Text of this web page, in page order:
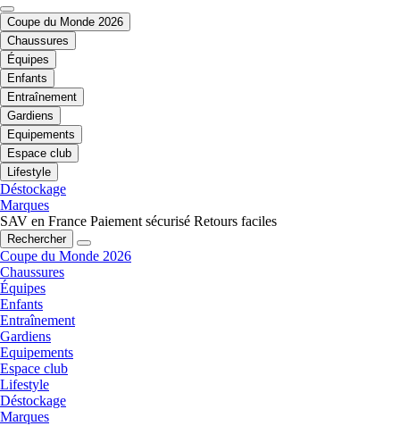
Coupe du Monde 2026
Chaussures
Équipes
Enfants
Entraînement
Gardiens
Equipements
Espace club
Lifestyle
Déstockage
Marques
SAV en France Paiement sécurisé Retours faciles
Rechercher
Coupe du Monde 2026
Chaussures
Équipes
Enfants
Entraînement
Gardiens
Equipements
Espace club
Lifestyle
Déstockage
Marques